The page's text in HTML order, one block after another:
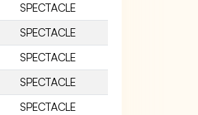
SPECTACLE
SPECTACLE
SPECTACLE
SPECTACLE
SPECTACLE